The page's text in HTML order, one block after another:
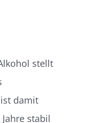
stellt
damit
stabil